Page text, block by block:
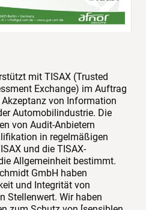
mit TISAX (Trusted
Exchange) im Auftrag
von Information
Automobilindustrie. Die
von Audit-Anbietern
in regelmäßigen
und die TISAX-
Allgemeinheit bestimmt.
GmbH haben
und Integrität von
Stellenwert. Wir haben